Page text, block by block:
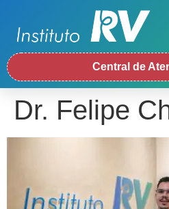
Central de
Dr. Felipe